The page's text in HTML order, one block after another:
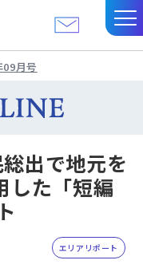
月号
総出で地元を
した「短編
エリアリポート